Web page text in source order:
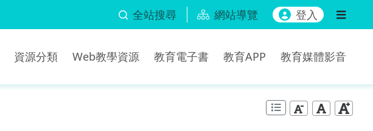
全站搜尋 網站導覽 登入
資源分類 Web教學資源 教育電子書 教育APP 教育媒體影音